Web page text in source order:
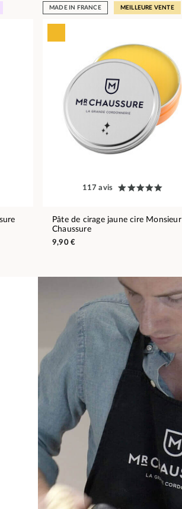
MADE IN FRANCE MEILLEURE VENTE
117 avis
Pâte de cirage jaune cire Monsieur
Chaussure
9,90 €